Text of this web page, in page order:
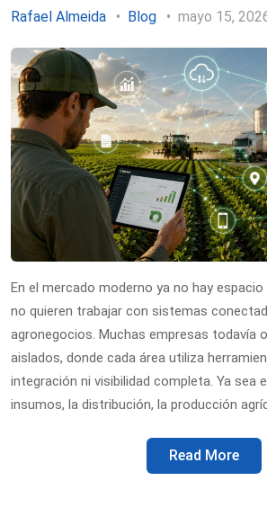
Rafael Almeida Blog mayo 15,
En el mercado moderno ya no hay
no quieren trabajar con sistemas
agronegocios. Muchas empresas todavía
aislados, donde cada área utiliza
integración ni visibilidad completa. Ya sea
insumos, la distribución, la producción
Read More